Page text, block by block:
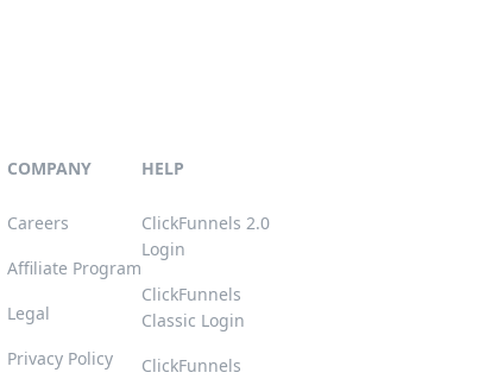
COMPANY
Careers
Affiliate Program
Legal
Privacy Policy
HELP
ClickFunnels 2.0
Login
ClickFunnels
Classic Login
ClickFunnels